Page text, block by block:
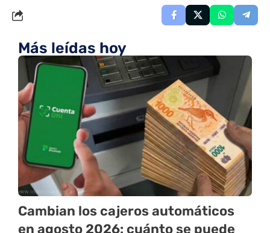
Más leídas hoy
Cambian los cajeros automáticos
en agosto 2026: cuánto se puede